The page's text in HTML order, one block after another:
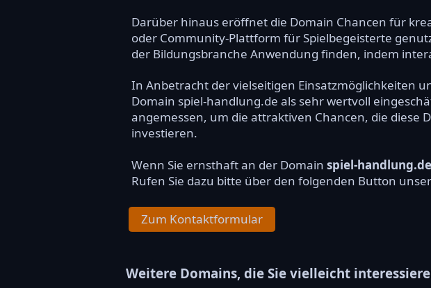
Darüber hinaus eröffnet die Domain Chancen für
oder Community-Plattform für Spielbegeisterte
der Bildungsbranche Anwendung finden, indem
In Anbetracht der vielseitigen Einsatzmöglichkeiten
Domain spiel-handlung.de als sehr wertvoll
angemessen, um die attraktiven Chancen, die diese
investieren.
Wenn Sie ernsthaft an der Domain spiel-handlung.de
Rufen Sie dazu bitte über den folgenden Button
Zum Kontaktformular
Weitere Domains, die Sie vielleicht